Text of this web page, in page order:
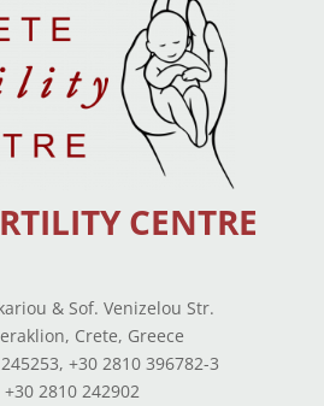
CENTRE
& Sof. Venizelou Str.
Crete, Greece
+30 2810 396782-3
+30 2810 242902